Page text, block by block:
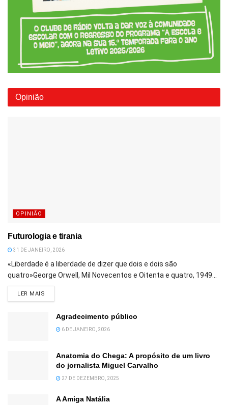
Opinião
OPINIÃO
Futurologia e tirania
31 DE JANEIRO, 2026
«Liberdade é a liberdade de dizer que dois e dois são
quatro»George Orwell, Mil Novecentos e Oitenta e quatro, 1949...
LER MAIS
Agradecimento público
6 DE JANEIRO, 2026
Anatomia do Chega: A propósito de um livro
do jornalista Miguel Carvalho
27 DE DEZEMBRO, 2025
A Amiga Natália